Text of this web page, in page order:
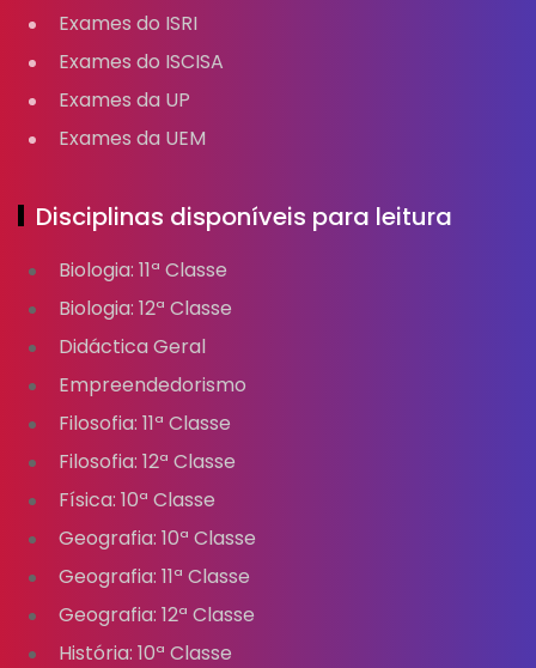
Exames do ISRI
Exames do ISCISA
Exames da UP
Exames da UEM
Disciplinas disponíveis para leitura
Biologia: 11ª Classe
Biologia: 12ª Classe
Didáctica Geral
Empreendedorismo
Filosofia: 11ª Classe
Filosofia: 12ª Classe
Física: 10ª Classe
Geografia: 10ª Classe
Geografia: 11ª Classe
Geografia: 12ª Classe
História: 10ª Classe